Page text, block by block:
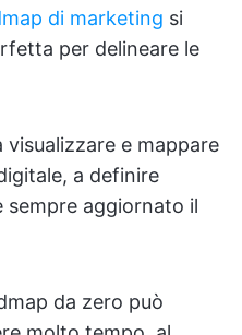
di marketing si
per delineare le
e mappare
a definire
sempre aggiornato il
da zero può